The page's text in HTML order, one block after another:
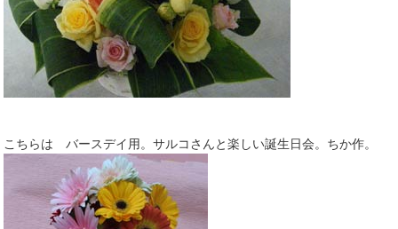
こちらは バースデイ用。サルコさんと楽しい誕生日会。ちか作。